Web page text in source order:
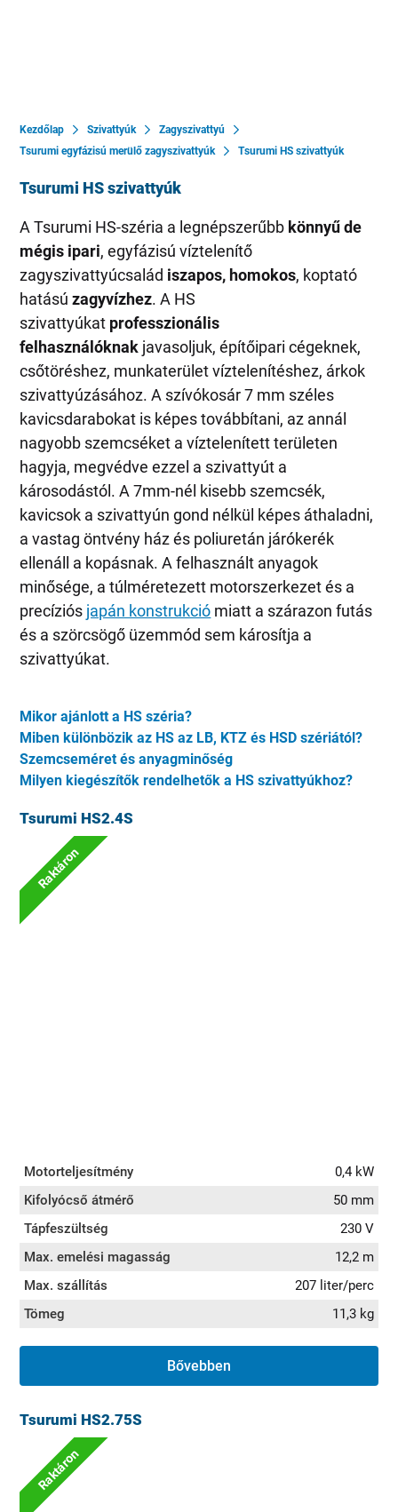
Kezdőlap Szivattyúk
Zagyszivattyú
Tsurumi egyfázisú merülő zagyszivattyúk
Tsurumi HS szivattyúk
Tsurumi HS szivattyúk
A Tsurumi HS-széria a legnépszerűbb könnyű de
mégis ipari, egyfázisú víztelenítő
zagyszivattyúcsalád iszapos, homokos, koptató
hatásúzagyvízhez. A HS
szivattyúkat professzionális
felhasználóknak javasoljuk, építőipari cégeknek,
csőtöréshez, munkaterület víztelenítéshez, árkok
szivattyúzásához. A szívókosár 7 mm széles
kavicsdarabokat is képes továbbítani, az annál
nagyobb szemcséket a víztelenített területen
hagyja, megvédve ezzel a szivattyút a
károsodástól. A 7mm-nél kisebb szemcsék,
kavicsok a szivattyún gond nélkül képes áthaladni,
a vastag öntvény ház és poliuretán járókerék
ellenáll a kopásnak. A felhasznált anyagok
minősége, a túlméretezett motorszerkezet és a
precíziós japán konstrukció miatt a szárazon futás
és a szörcsögő üzemmód sem károsítja a
szivattyúkat.
Mikor ajánlott a HS széria?
Miben különbözik az HS az LB, KTZ és HSD szériától?
Szemcseméret és anyagminőség
Milyen kiegészítők rendelhetők a HS szivattyúkhoz?
Tsurumi HS2.4S
Raktáron
Motorteljesítmény
0,4 kW
Kifolyócső átmérő
50 mm
Tápfeszültség
230 V
Max. emelési magasság
12,2 m
Max. szállítás
207 liter/perc
Tömeg
11,3 kg
Bővebben
Tsurumi HS2.75S
Raktáron